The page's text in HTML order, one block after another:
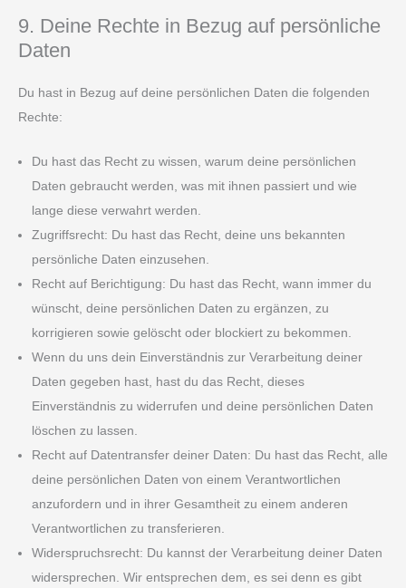
9. Deine Rechte in Bezug auf persönliche
Daten
Du hast in Bezug auf deine persönlichen Daten die folgenden
Rechte:
Du hast das Recht zu wissen, warum deine persönlichen
Daten gebraucht werden, was mit ihnen passiert und wie
lange diese verwahrt werden.
Zugriffsrecht: Du hast das Recht, deine uns bekannten
persönliche Daten einzusehen.
Recht auf Berichtigung: Du hast das Recht, wann immer du
wünscht, deine persönlichen Daten zu ergänzen, zu
korrigieren sowie gelöscht oder blockiert zu bekommen.
Wenn du uns dein Einverständnis zur Verarbeitung deiner
Daten gegeben hast, hast du das Recht, dieses
Einverständnis zu widerrufen und deine persönlichen Daten
löschen zu lassen.
Recht auf Datentransfer deiner Daten: Du hast das Recht, alle
deine persönlichen Daten von einem Verantwortlichen
anzufordern und in ihrer Gesamtheit zu einem anderen
Verantwortlichen zu transferieren.
Widerspruchsrecht: Du kannst der Verarbeitung deiner Daten
widersprechen. Wir entsprechen dem, es sei denn es gibt